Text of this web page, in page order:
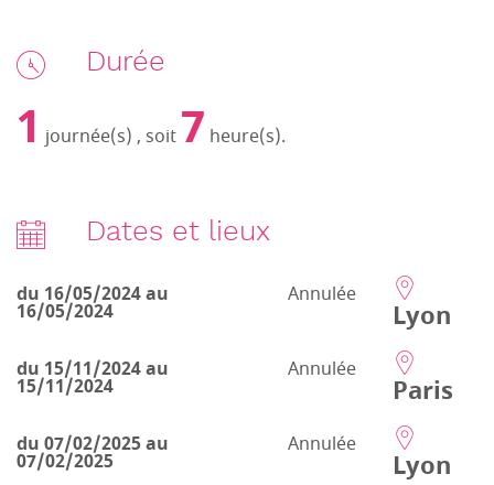
Durée
1 journée(s) , soit 7 heure(s).
Dates et lieux
du 16/05/2024 au
16/05/2024
Annulée
Lyon
du 15/11/2024 au
15/11/2024
Annulée
Paris
du 07/02/2025 au
07/02/2025
Annulée
Lyon